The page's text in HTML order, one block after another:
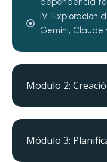
IV. Exploración
Gemini, Claude
Modulo 2:
Módulo 3: